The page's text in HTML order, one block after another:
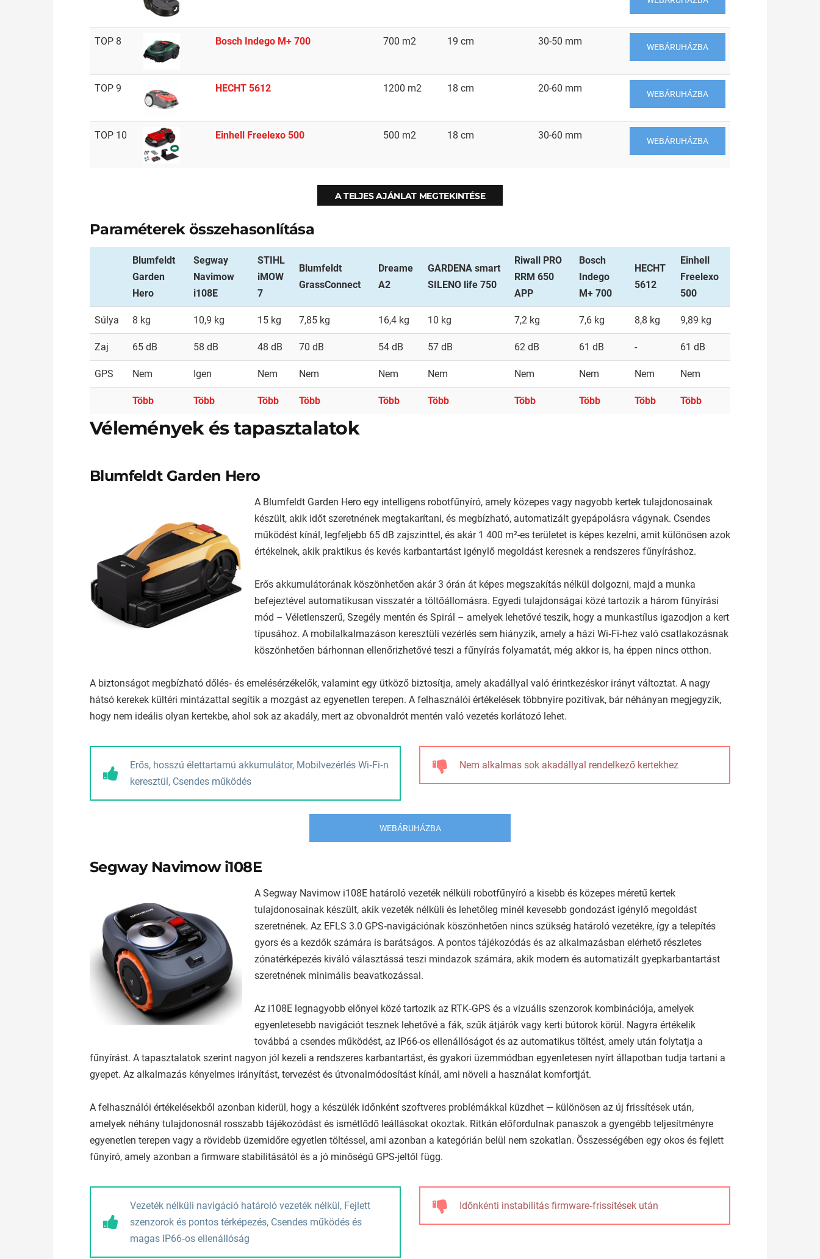
TOP 8 Bosch Indego M+ 700 700 m2 19 cm 30-50 mm WEBÁRUHÁZBA
TOP 9 HECHT 5612 1200 m2 18 cm 20-60 mm WEBÁRUHÁZBA
TOP 10 Einhell Freelexo 500 500 m2 18 cm 30-60 mm WEBÁRUHÁZBA
A TELJES AJÁNLAT MEGTEKINTÉSE
Paraméterek összehasonlítása
Blumfeldt
Garden
Hero
Segway
Navimow
i108E
STIHL
iMOW
7
Blumfeldt
GrassConnect
Dreame
A2
GARDENA smart
SILENO life 750
Riwall PRO
RRM 650
APP
Bosch
Indego
M+ 700
HECHT
5612
Einhell
Freelexo
500
Súlya 8 kg 10,9 kg 15 kg 7,85 kg 16,4 kg 10 kg 7,2 kg 7,6 kg 8,8 kg 9,89 kg
Zaj 65 dB 58 dB 48 dB 70 dB 54 dB 57 dB 62 dB 61 dB - 61 dB
GPS Nem Igen Nem Nem Nem Nem Nem Nem Nem Nem
Több Több Több Több Több Több Több Több Több Több
Vélemények és tapasztalatok
Blumfeldt Garden Hero
A Blumfeldt Garden Hero egy intelligens robotfűnyíró, amely közepes vagy nagyobb kertek tulajdonosainak
készült, akik időt szeretnének megtakarítani, és megbízható, automatizált gyepápolásra vágynak. Csendes
működést kínál, legfeljebb 65 dB zajszinttel, és akár 1 400 m²-es területet is képes kezelni, amit különösen azok
értékelnek, akik praktikus és kevés karbantartást igénylő megoldást keresnek a rendszeres fűnyíráshoz.
Erős akkumulátorának köszönhetően akár 3 órán át képes megszakítás nélkül dolgozni, majd a munka
befejeztével automatikusan visszatér a töltőállomásra. Egyedi tulajdonságai közé tartozik a három fűnyírási
mód – Véletlenszerű, Szegély mentén és Spirál – amelyek lehetővé teszik, hogy a munkastílus igazodjon a kert
típusához. A mobilalkalmazáson keresztüli vezérlés sem hiányzik, amely a házi Wi‑Fi‑hez való csatlakozásnak
köszönhetően bárhonnan ellenőrizhetővé teszi a fűnyírás folyamatát, még akkor is, ha éppen nincs otthon.
A biztonságot megbízható dőlés‑ és emelésérzékelők, valamint egy ütköző biztosítja, amely akadállyal való érintkezéskor irányt változtat. A nagy
hátsó kerekek kültéri mintázattal segítik a mozgást az egyenetlen terepen. A felhasználói értékelések többnyire pozitívak, bár néhányan megjegyzik,
hogy nem ideális olyan kertekbe, ahol sok az akadály, mert az obvonaldrót mentén való vezetés korlátozó lehet.
Erős, hosszú élettartamú akkumulátor, Mobilvezérlés Wi‑Fi‑n
keresztül, Csendes működés
Nem alkalmas sok akadállyal rendelkező kertekhez
WEBÁRUHÁZBA
Segway Navimow i108E
A Segway Navimow i108E határoló vezeték nélküli robotfűnyíró a kisebb és közepes méretű kertek
tulajdonosainak készült, akik vezeték nélküli és lehetőleg minél kevesebb gondozást igénylő megoldást
szeretnének. Az EFLS 3.0 GPS‑navigációnak köszönhetően nincs szükség határoló vezetékre, így a telepítés
gyors és a kezdők számára is barátságos. A pontos tájékozódás és az alkalmazásban elérhető részletes
zónatérképezés kiváló választássá teszi mindazok számára, akik modern és automatizált gyepkarbantartást
szeretnének minimális beavatkozással.
Az i108E legnagyobb előnyei közé tartozik az RTK‑GPS és a vizuális szenzorok kombinációja, amelyek
egyenletesebb navigációt tesznek lehetővé a fák, szűk átjárók vagy kerti bútorok körül. Nagyra értékelik
továbbá a csendes működést, az IP66-os ellenállóságot és az automatikus töltést, amely után folytatja a
fűnyírást. A tapasztalatok szerint nagyon jól kezeli a rendszeres karbantartást, és gyakori üzemmódban egyenletesen nyírt állapotban tudja tartani a
gyepet. Az alkalmazás kényelmes irányítást, tervezést és útvonalmódosítást kínál, ami növeli a használat komfortját.
A felhasználói értékelésekből azonban kiderül, hogy a készülék időnként szoftveres problémákkal küzdhet — különösen az új frissítések után,
amelyek néhány tulajdonosnál rosszabb tájékozódást és ismétlődő leállásokat okoztak. Ritkán előfordulnak panaszok a gyengébb teljesítményre
egyenetlen terepen vagy a rövidebb üzemidőre egyetlen töltéssel, ami azonban a kategórián belül nem szokatlan. Összességében egy okos és fejlett
fűnyíró, amely azonban a firmware stabilitásától és a jó minőségű GPS-jeltől függ.
Vezeték nélküli navigáció határoló vezeték nélkül, Fejlett
szenzorok és pontos térképezés, Csendes működés és
magas IP66‑os ellenállóság
Időnkénti instabilitás firmware‑frissítések után